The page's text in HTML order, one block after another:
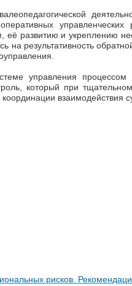
её развитию и укреплению
на результативность
управления процессом
который при
взаимодействия
рисков.